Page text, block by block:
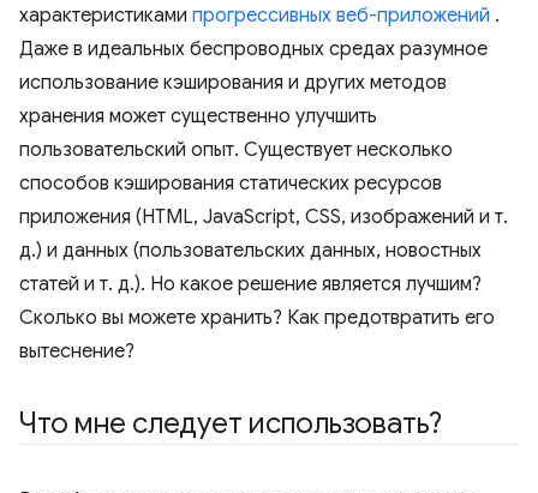
характеристиками прогрессивных веб-приложений .
Даже в идеальных беспроводных средах разумное
использование кэширования и других методов
хранения может существенно улучшить
пользовательский опыт. Существует несколько
способов кэширования статических ресурсов
приложения (HTML, JavaScript, CSS, изображений и т.
д.) и данных (пользовательских данных, новостных
статей и т. д.). Но какое решение является лучшим?
Сколько вы можете хранить? Как предотвратить его
вытеснение?
Что мне следует использовать?